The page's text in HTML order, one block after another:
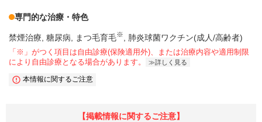
専門的な治療・特色
禁煙治療 糖尿病 まつ毛育毛※ 肺炎球菌ワクチン(成人/高齢者)
「※」がつく項目は自由診療(保険適用外)、または治療内容や適用制限
により自由診療となる場合があります。
詳しく見る
本情報に関するご注意
【掲載情報に関するご注意】